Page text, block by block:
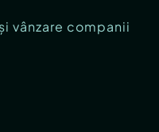
vânzare companii